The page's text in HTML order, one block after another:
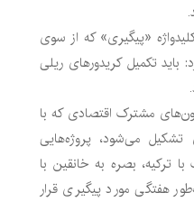
«پیگیری» که از سوی
باید تکمیل کریدورهای ریلی
مشترک اقتصادی که با
می‌شود، پروژه‌هایی
بصره به خانقین با
هفتگی مورد پیگیری قرار